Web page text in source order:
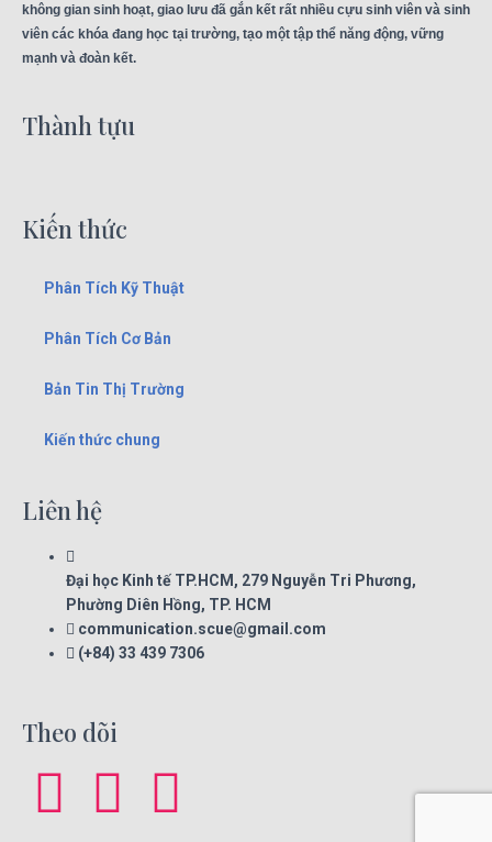
không gian sinh hoạt, giao lưu đã gắn kết rất nhiều cựu sinh viên và sinh
viên các khóa đang học tại trường, tạo một tập thể năng động, vững
mạnh và đoàn kết.
Thành tựu
Kiến thức
Phân Tích Kỹ Thuật
Phân Tích Cơ Bản
Bản Tin Thị Trường
Kiến thức chung
Liên hệ
Đại học Kinh tế TP.HCM, 279 Nguyễn Tri Phương,
Phường Diên Hồng, TP. HCM
communication.scue@gmail.com
(+84) 33 439 7306
Theo dõi